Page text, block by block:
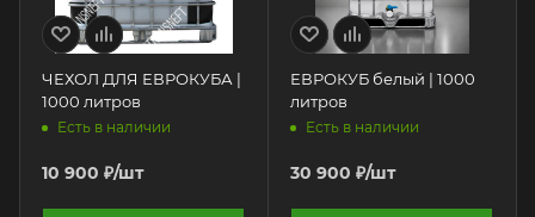
ЧЕХОЛ ДЛЯ ЕВРОКУБА |
1000 литров
Есть в наличии
10 900 ₽/шт
ЕВРОКУБ белый | 1000
литров
Есть в наличии
30 900 ₽/шт